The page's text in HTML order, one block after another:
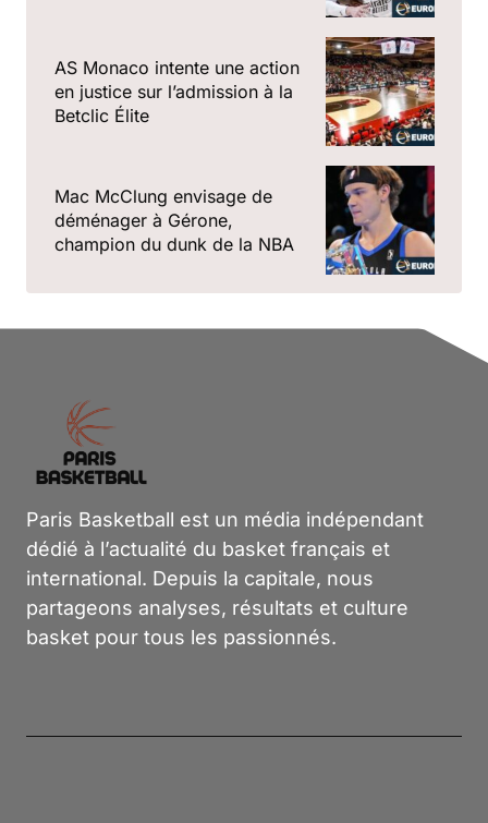
AS Monaco intente une action
en justice sur l’admission à la
Betclic Élite
Mac McClung envisage de
déménager à Gérone,
champion du dunk de la NBA
Paris Basketball est un média indépendant
dédié à l’actualité du basket français et
international. Depuis la capitale, nous
partageons analyses, résultats et culture
basket pour tous les passionnés.